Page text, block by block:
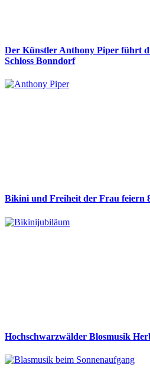
Der Künstler Anthony Piper führt
Schloss Bonndorf
Bikini und Freiheit der Frau feiern
Hochschwarzwälder Blosmusik